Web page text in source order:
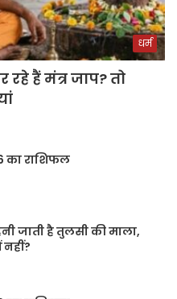
धर्म
रहे हैं मंत्र जाप? तो
का राशिफल
जाती है तुलसी की माला,